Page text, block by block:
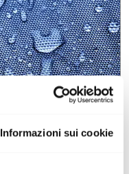
Informazioni sui cookie